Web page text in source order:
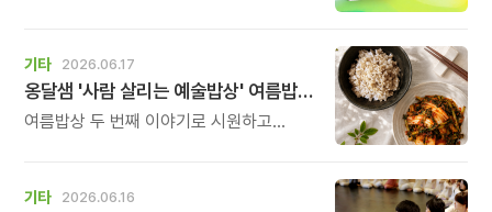
떠올랐던 단상들을 적어내린 저의 첫
명상시집 \'밥 벗\'이 출간되었습니다.
기타 2026.06.17
옹달샘 '사람 살리는 예술밥상' 여름밥상 두 번째
여름밥상 두 번째 이야기로 시원하고
준비했습니다.
기타 2026.06.16